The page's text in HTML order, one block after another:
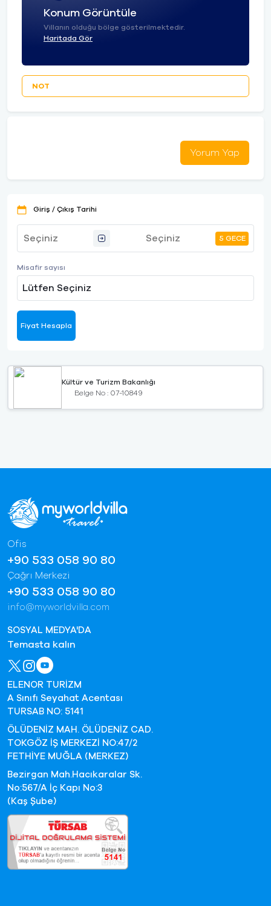
Konum Görüntüle
Villanın olduğu bölge gösterilmektedir.
Haritada Gör
NOT
Yorum Yap
Giriş / Çıkış Tarihi
5 GECE
Misafir sayısı
Lütfen Seçiniz
Fiyat Hesapla
Kültür ve Turizm Bakanlığı
Belge No : 07-10849
Ofis
+90 533 058 90 80
Çağrı Merkezi
+90 533 058 90 80
info@myworldvilla.com
SOSYAL MEDYA'DA
Temasta kalın
ELENOR TURİZM
A Sınıfı Seyahat Acentası
TURSAB NO: 5141
ÖLÜDENİZ MAH. ÖLÜDENİZ CAD.
TOKGÖZ İŞ MERKEZİ NO:47/2
FETHİYE MUĞLA (MERKEZ)
Bezirgan Mah.Hacıkaralar Sk.
No:567/A İç Kapı No:3
(Kaş Şube)